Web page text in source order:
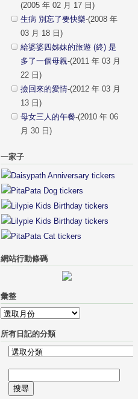
(2005 年 02 月 17 日)
生病 別忘了要快樂-(2008 年
03 月 18 日)
給婆婆四姊妹的旅遊 (終) 是
多了一個母親-(2011 年 03 月
22 日)
撿回來的愛情-(2012 年 03 月
13 日)
母女三人的午餐-(2010 年 06
月 30 日)
一家子
網站行動條碼
彙整
彙
整
所有日記的分類
所
日
記
尋